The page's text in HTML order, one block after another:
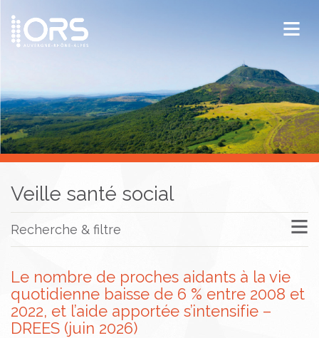
ORS Auvergne-Rhône-Alpes
Publications
Documentation / Veille
Veille santé social
Recherche & filtre
Le nombre de proches aidants à la vie
quotidienne baisse de 6 % entre 2008 et
2022, et l’aide apportée s’intensifie –
DREES (juin 2026)